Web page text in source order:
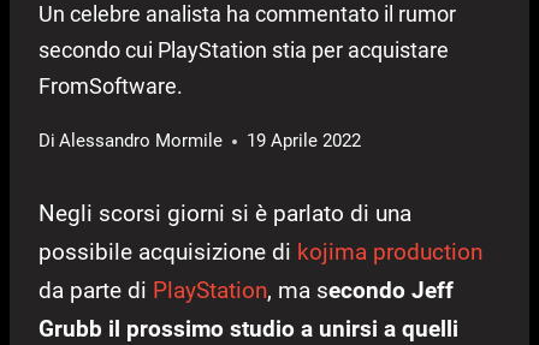
Un celebre analista ha commentato il rumor
secondo cui PlayStation stia per acquistare
FromSoftware.
Di Alessandro Mormile 19 Aprile 2022
Negli scorsi giorni si è parlato di una
possibile acquisizione di kojima production
da parte di PlayStation, ma secondo Jeff
Grubb il prossimo studio a unirsi a quelli